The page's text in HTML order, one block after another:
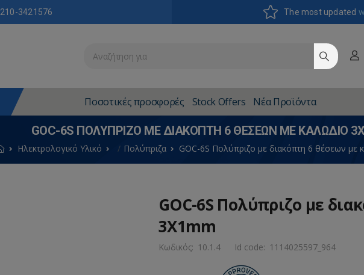
210-3421576 The most updated
Ποσοτικές προσφορές Stock Offers Νέα Προϊόντα
GOC-6S ΠΟΛΎΠΡΙΖΟ ΜΕ ΔΙΑΚΌΠΤΗ 6 ΘΈΣΕΩΝ ΜΕ ΚΑΛΏΔΙΟ
Ηλεκτρολογικό Υλικό Πολύπριζα GOC-6S Πολύπριζο με διακόπτη 6 θέσεων με
GOC-6S Πολύπριζο με
3Χ1mm
Κωδικός: 10.1.4 Id code: 1114025597_964